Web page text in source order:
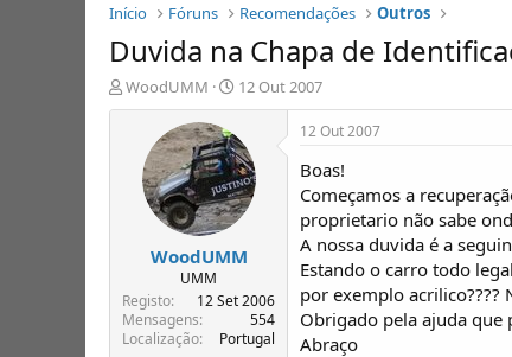
Início Fóruns Recomendações Outros
Duvida na Chapa de
I
n
e
T
ó
WoodUMM
D
a
a
d
e
i
í
i
12 Out 2007
WoodUMM
UMM
Registo
12 Set 2006
Mensagens
554
Localização
Portugal
12 Out 2007
Boas!
Começamos a
proprietario não sabe
A nossa duvida é a
Estando o carro todo
por exemplo acrilico????
Obrigado pela ajuda que
Abraço